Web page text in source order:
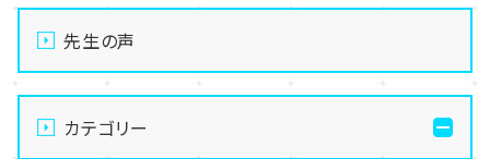
先生の声
カテゴリー